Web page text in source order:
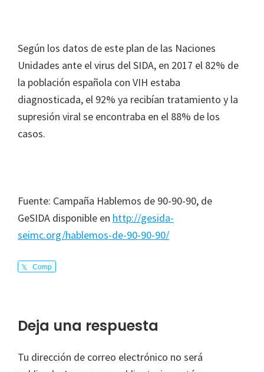
Según los datos de este plan de las Naciones
Unidades ante el virus del SIDA, en 2017 el 82% de
la población española con VIH estaba
diagnosticada, el 92% ya recibían tratamiento y la
supresión viral se encontraba en el 88% de los
casos.
Fuente: Campaña Hablemos de 90-90-90, de
GeSIDA disponible en http://gesida-
seimc.org/hablemos-de-90-90-90/
Comp
Interacciones
los
Deja una respuesta
Tu dirección de correo electrónico no será